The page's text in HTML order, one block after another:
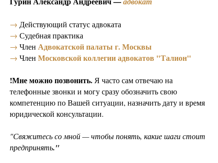
→ Действующий статус адвоката
→ Судебная практика
→ Член Адвокатской палаты г. Москвы
→ Член Московской коллегии адвокатов "Талион"
!Мне можно позвонить.Я часто сам отвечаю на
телефонные звонки и могу сразу обозначить свою
компетенцию по Вашей ситуации, назначить дату и время
юридической консультации.
"Свяжитесь со мной — чтобы понять, какие шаги стоит
предпринять."